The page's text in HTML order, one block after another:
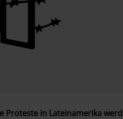
Proteste in Lateinamerika